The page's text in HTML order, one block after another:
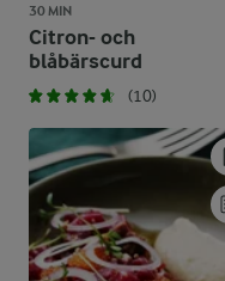
30 MIN
Citron- och
blåbärscurd
(10)